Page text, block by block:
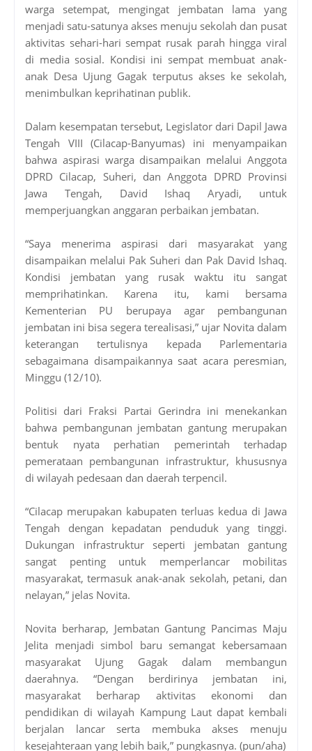
warga setempat, mengingat jembatan lama yang
menjadi satu-satunya akses menuju sekolah dan pusat
aktivitas sehari-hari sempat rusak parah hingga viral
di media sosial. Kondisi ini sempat membuat anak-
anak Desa Ujung Gagak terputus akses ke sekolah,
menimbulkan keprihatinan publik.
Dalam kesempatan tersebut, Legislator dari Dapil Jawa
Tengah VIII (Cilacap-Banyumas) ini menyampaikan
bahwa aspirasi warga disampaikan melalui Anggota
DPRD Cilacap, Suheri, dan Anggota DPRD Provinsi
Jawa Tengah, David Ishaq Aryadi, untuk
memperjuangkan anggaran perbaikan jembatan.
“Saya menerima aspirasi dari masyarakat yang
disampaikan melalui Pak Suheri dan Pak David Ishaq.
Kondisi jembatan yang rusak waktu itu sangat
memprihatinkan. Karena itu, kami bersama
Kementerian PU berupaya agar pembangunan
jembatan ini bisa segera terealisasi,” ujar Novita dalam
keterangan tertulisnya kepada Parlementaria
sebagaimana disampaikannya saat acara peresmian,
Minggu (12/10).
Politisi dari Fraksi Partai Gerindra ini menekankan
bahwa pembangunan jembatan gantung merupakan
bentuk nyata perhatian pemerintah terhadap
pemerataan pembangunan infrastruktur, khususnya
di wilayah pedesaan dan daerah terpencil.
“Cilacap merupakan kabupaten terluas kedua di Jawa
Tengah dengan kepadatan penduduk yang tinggi.
Dukungan infrastruktur seperti jembatan gantung
sangat penting untuk memperlancar mobilitas
masyarakat, termasuk anak-anak sekolah, petani, dan
nelayan,” jelas Novita.
Novita berharap, Jembatan Gantung Pancimas Maju
Jelita menjadi simbol baru semangat kebersamaan
masyarakat Ujung Gagak dalam membangun
daerahnya. “Dengan berdirinya jembatan ini,
masyarakat berharap aktivitas ekonomi dan
pendidikan di wilayah Kampung Laut dapat kembali
berjalan lancar serta membuka akses menuju
kesejahteraan yang lebih baik,” pungkasnya. (pun/aha)